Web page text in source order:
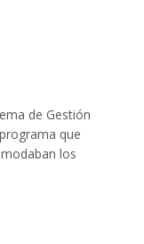
de Gestión
que
los